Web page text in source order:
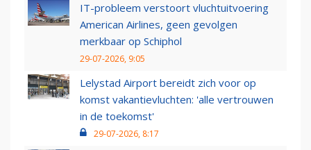
IT-probleem verstoort vluchtuitvoering
American Airlines, geen gevolgen
merkbaar op Schiphol
29-07-2026, 9:05
Lelystad Airport bereidt zich voor op
komst vakantievluchten: 'alle vertrouwen
in de toekomst'
29-07-2026, 8:17